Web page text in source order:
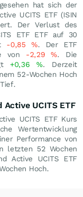
hat sich der
UCITS ETF (ISIN
Der Verlust des
ETF ETF auf 30
-0,85 %. Der ETF
von -2,29%. Die
+0,36%. Derzeit
52-Wochen Hoch
UCITS ETF
UCITS ETF Kurs
Wertentwicklung
Performance von
letzten 52 Wochen
Active UCITS ETF
Hoch.